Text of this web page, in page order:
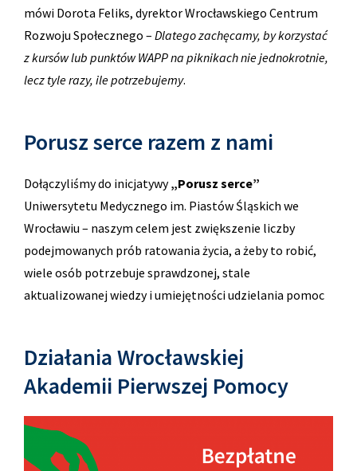
mówi Dorota Feliks, dyrektor Wrocławskiego Centrum
Rozwoju Społecznego – Dlatego zachęcamy, by korzystać
z kursów lub punktów WAPP na piknikach nie jednokrotnie,
lecz tyle razy, ile potrzebujemy.
Porusz serce razem z nami
Dołączyliśmy do inicjatywy„Porusz serce”
Uniwersytetu Medycznego im. Piastów Śląskich we
Wrocławiu – naszym celem jest zwiększenie liczby
podejmowanych prób ratowania życia, a żeby to robić,
wiele osób potrzebuje sprawdzonej, stale
aktualizowanej wiedzy i umiejętności udzielania pomoc
Działania Wrocławskiej
Akademii Pierwszej Pomocy